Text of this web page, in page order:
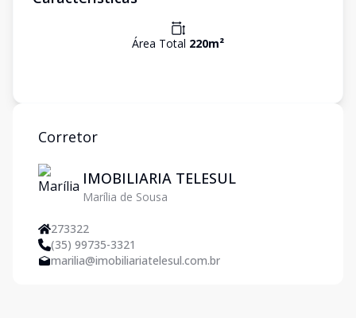
Área Total 220m²
Corretor
IMOBILIARIA TELESUL
Marília de Sousa
273322
(35) 99735-3321
marilia@imobiliariatelesul.com.br